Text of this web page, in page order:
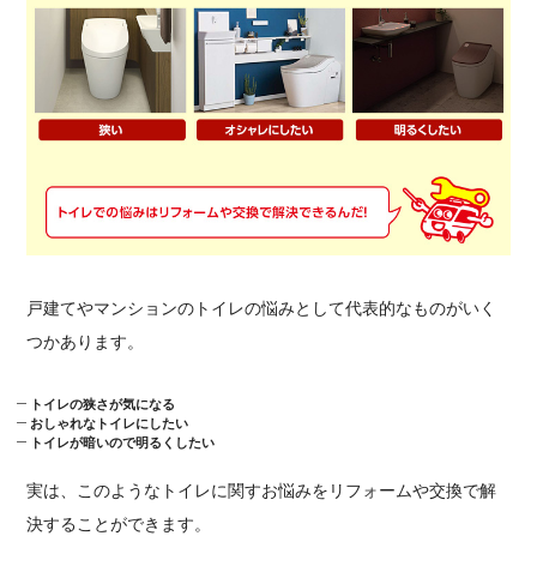
戸建てやマンションのトイレの悩みとして代表的なものがいく
つかあります。
トイレの狭さが気になる
おしゃれなトイレにしたい
トイレが暗いので明るくしたい
実は、このようなトイレに関すお悩みをリフォームや交換で解
決することができます。